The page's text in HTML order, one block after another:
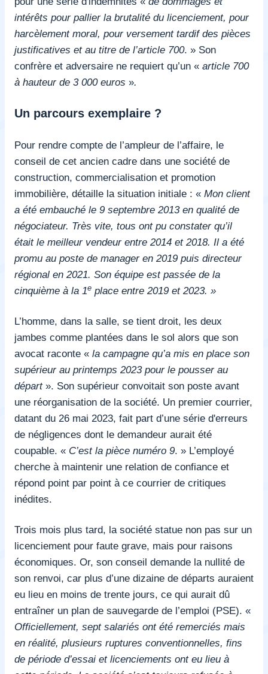
intérêts pour pallier la brutalité du licenciement, pour
harcèlement moral, pour versement tardif des pièces
justificatives et au titre de l’article 700. » Son
confrère et adversaire ne requiert qu’un « article 700
à hauteur de 3 000 euros ».
Un parcours exemplaire ?
Pour rendre compte de l’ampleur de l’affaire, le
conseil de cet ancien cadre dans une société de
construction, commercialisation et promotion
immobilière, détaille la situation initiale : « Mon client
a été embauché le 9 septembre 2013 en qualité de
négociateur. Très vite, tous ont pu constater qu’il
était le meilleur vendeur entre 2014 et 2018. Il a été
promu au poste de manager en 2019 puis directeur
régional en 2021. Son équipe est passée de la
cinquième à la 1e place entre 2019 et 2023. »
L’homme, dans la salle, se tient droit, les deux
jambes comme plantées dans le sol alors que son
avocat raconte « la campagne qu’a mis en place son
supérieur au printemps 2023 pour le pousser au
départ ». Son supérieur convoitait son poste avant
une réorganisation de la société. Un premier courrier,
datant du 26 mai 2023, fait part d’une série d'erreurs
de négligences dont le demandeur aurait été
coupable. « C’est la pièce numéro 9. » L’employé
cherche à maintenir une relation de confiance et
répond point par point à ce courrier de critiques
inédites.
Trois mois plus tard, la société statue non pas sur un
licenciement pour faute grave, mais pour raisons
économiques. Or, son conseil demande la nullité de
son renvoi, car plus d’une dizaine de départs auraient
eu lieu en moins de trente jours, ce qui aurait dû
entraîner un plan de sauvegarde de l’emploi (PSE). «
Officiellement, sept salariés ont été remerciés mais
en réalité, plusieurs ruptures conventionnelles, fins
de période d’essai et licenciements ont eu lieu à